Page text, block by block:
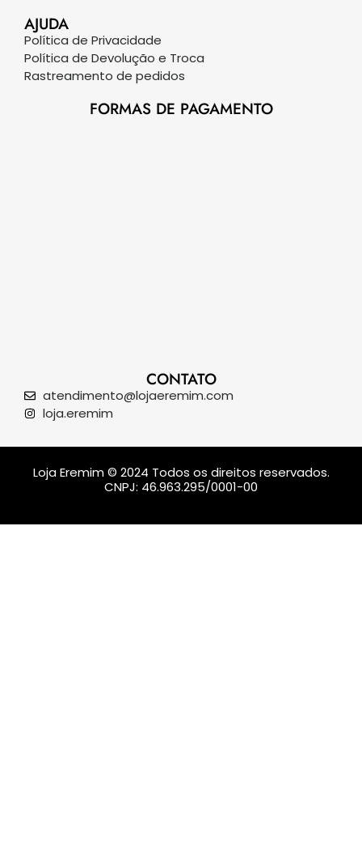
AJUDA
Política de Privacidade
Política de Devolução e Troca
Rastreamento de pedidos
FORMAS DE PAGAMENTO
CONTATO
atendimento@lojaeremim.com
loja.eremim
Loja Eremim © 2024 Todos os direitos reservados.
CNPJ: 46.963.295/0001-00